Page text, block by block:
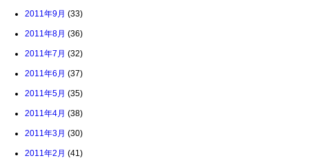
2011年9月 (33)
2011年8月 (36)
2011年7月 (32)
2011年6月 (37)
2011年5月 (35)
2011年4月 (38)
2011年3月 (30)
2011年2月 (41)